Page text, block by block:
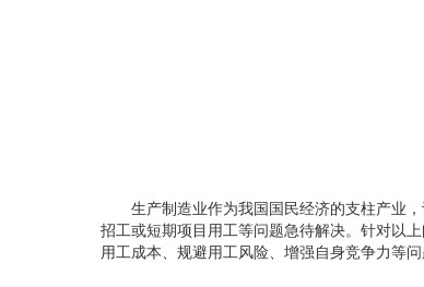
生产制造业作为我国国民经济的支柱产业，
招工或短期项目用工等问题急待解决。针对以
用工成本、规避用工风险、增强自身竞争力等问